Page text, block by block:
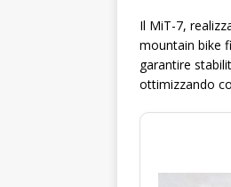
Il MiT-7,
mountain bike
garantire
ottimizzando